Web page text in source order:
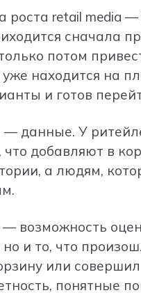
роста retail media
сначала
потом
уже находится на
и готов
— данные. У
что добавляют в
а людям,
возможность
и то, что
или
понятные